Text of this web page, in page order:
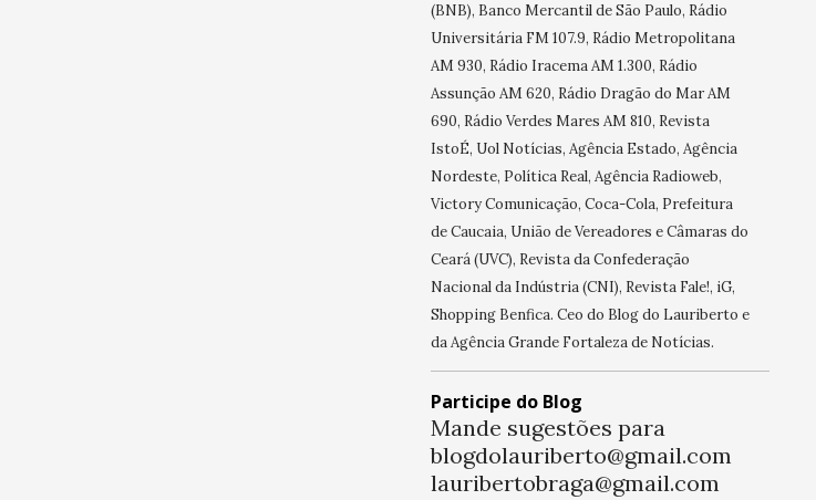
(BNB), Banco Mercantil de São Paulo, Rádio
Universitária FM 107.9, Rádio Metropolitana
AM 930, Rádio Iracema AM 1.300, Rádio
Assunção AM 620, Rádio Dragão do Mar AM
690, Rádio Verdes Mares AM 810, Revista
IstoÉ, Uol Notícias, Agência Estado, Agência
Nordeste, Política Real, Agência Radioweb,
Victory Comunicação, Coca-Cola, Prefeitura
de Caucaia, União de Vereadores e Câmaras do
Ceará (UVC), Revista da Confederação
Nacional da Indústria (CNI), Revista Fale!, iG,
Shopping Benfica. Ceo do Blog do Lauriberto e
da Agência Grande Fortaleza de Notícias.
Participe do Blog
Mande sugestões para
blogdolauriberto@gmail.com
lauribertobraga@gmail.com